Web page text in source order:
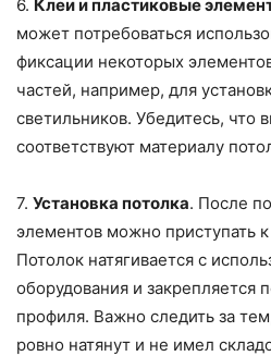
6. Клеи и пластиковые
может потребоваться
фиксации некоторых
частей, например, для
светильников. Убедитесь, что
соответствуют материалу
7. Установка потолка. После
элементов можно приступать
Потолок натягивается с
оборудования и закрепляется
профиля. Важно следить за
ровно натянут и не имел